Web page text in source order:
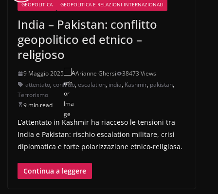
GEOPOLITICA GEOPOLITICA E RELAZIONI INTERNAZIONALI
India – Pakistan: conflitto
geopolitico ed etnico –
religioso
9 Maggio 2025 Arianne Ghersi
38473 Views
attentato, conflitto, escalation, india, Kashmir, pakistan,
Terrorismo
9 min read
L’attentato in Kashmir ha riacceso le tensioni tra
India e Pakistan: rischio escalation militare, crisi
diplomatica e forte polarizzazione etnico-religiosa.
Continua a leggere